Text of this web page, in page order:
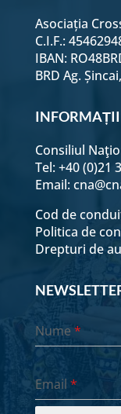
Asociația
C.I.F.:
IBAN:
BRD Ag.
INFORMAȚII
Consiliul
Tel: +40 (0)21
Email:
Cod de
Politica de
Drepturi de
Nume*
Email *